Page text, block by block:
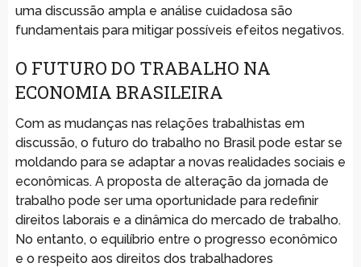
uma discussão ampla e análise cuidadosa são
fundamentais para mitigar possíveis efeitos negativos.
O FUTURO DO TRABALHO NA
ECONOMIA BRASILEIRA
Com as mudanças nas relações trabalhistas em
discussão, o futuro do trabalho no Brasil pode estar se
moldando para se adaptar a novas realidades sociais e
econômicas. A proposta de alteração da jornada de
trabalho pode ser uma oportunidade para redefinir
direitos laborais e a dinâmica do mercado de trabalho.
No entanto, o equilíbrio entre o progresso econômico
e o respeito aos direitos dos trabalhadores